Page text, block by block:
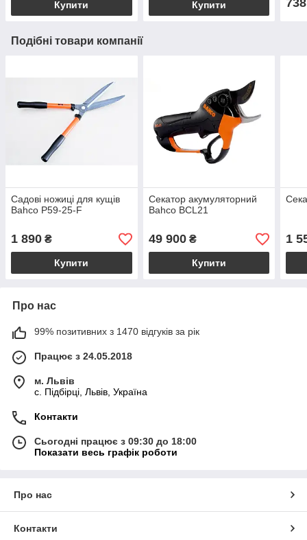
Купити Купити
Подібні товари компанії
Садові ножиці для кущів
Bahco P59-25-F
1 890 ₴
Купити
Секатор акумуляторний
Bahco BCL21
49 900₴
Купити
1
Про нас
99% позитивних з 1470 відгуків за рік
Працює з 24.05.2018
м. Львів
c. Підбірці, Львів, Україна
Контакти
Сьогодні працює з 09:30 до 18:00
Показати весь графік роботи
Про нас
Контакти